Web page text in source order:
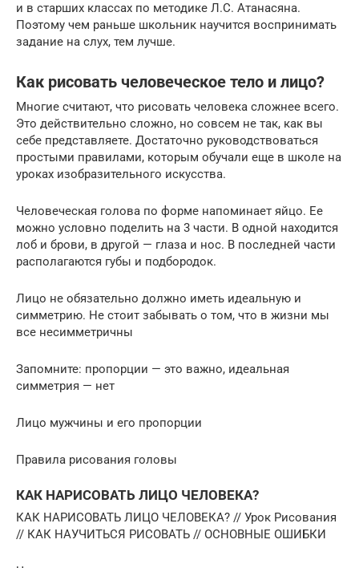
и в старших классах по методике Л.С. Атанасяна.
Поэтому чем раньше школьник научится воспринимать
задание на слух, тем лучше.
Как рисовать человеческое тело и лицо?
Многие считают, что рисовать человека сложнее всего.
Это действительно сложно, но совсем не так, как вы
себе представляете. Достаточно руководствоваться
простыми правилами, которым обучали еще в школе на
уроках изобразительного искусства.
Человеческая голова по форме напоминает яйцо. Ее
можно условно поделить на 3 части. В одной находится
лоб и брови, в другой — глаза и нос. В последней части
располагаются губы и подбородок.
Лицо не обязательно должно иметь идеальную и
симметрию. Не стоит забывать о том, что в жизни мы
все несимметричны
Запомните: пропорции — это важно, идеальная
симметрия — нет
Лицо мужчины и его пропорции
Правила рисования головы
КАК НАРИСОВАТЬ ЛИЦО ЧЕЛОВЕКА?
КАК НАРИСОВАТЬ ЛИЦО ЧЕЛОВЕКА? // Урок Рисования
// КАК НАУЧИТЬСЯ РИСОВАТЬ // ОСНОВНЫЕ ОШИБКИ